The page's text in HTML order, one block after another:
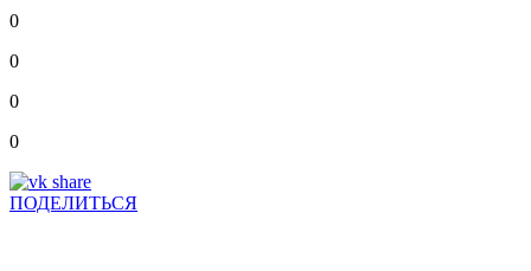
0
0
0
0
ПОДЕЛИТЬСЯ